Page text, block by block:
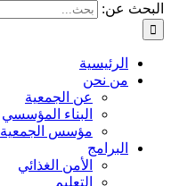
البحث عن:
الرئيسية
من نحن
عن الجمعية
البناء المؤسسي
مؤسس الجمعية
البرامج
الأمن الغذائي
التعليم